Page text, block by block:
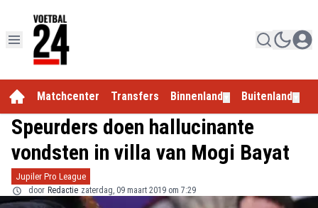
Matchcenter Transfers Binnenland Buitenland
Speurders doen hallucinante
vondsten in villa van Mogi Bayat
Jupiler Pro League
door Redactie zaterdag, 09 maart 2019 om 7:29